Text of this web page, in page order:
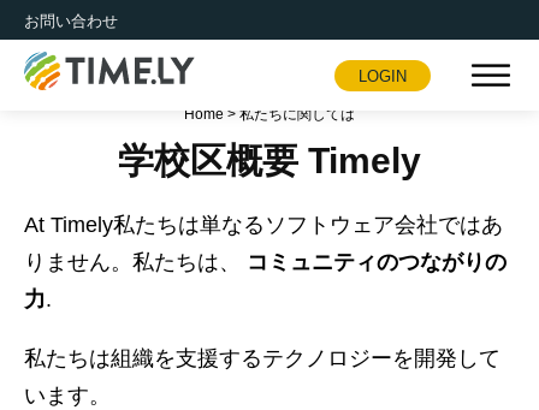
お問い合わせ
Timely
LOGIN
Home > 私たちに関しては
学校区概要 Timely
At Timely私たちは単なるソフトウェア会社ではあ
りません。私たちは、 コミュニティのつながりの
力.
私たちは組織を支援するテクノロジーを開発して
います。